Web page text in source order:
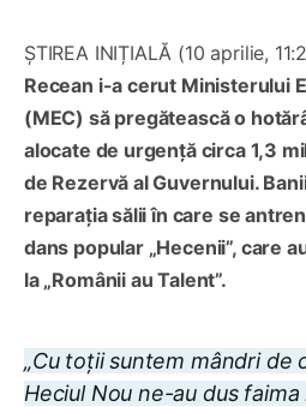
ȘTIREA INIȚIALĂ (10 aprilie,
Recean i-a cerut Ministerului
(MEC) să pregătească o
alocate de urgență circa 1,3
de Rezervă al Guvernului.
reparația sălii în care se
dans popular „Hecenii”, care
la „Românii au Talent”.
„Cu toții suntem mândri de
Heciul Nou ne-au dus faima